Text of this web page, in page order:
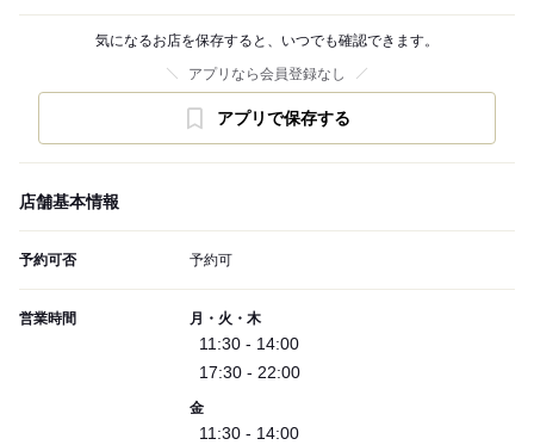
気になるお店を保存すると、いつでも確認できます。
アプリなら会員登録なし
アプリで保存する
店舗基本情報
予約可否 予約可
営業時間 月・火・木
11:30 - 14:00
17:30 - 22:00
金
11:30 - 14:00